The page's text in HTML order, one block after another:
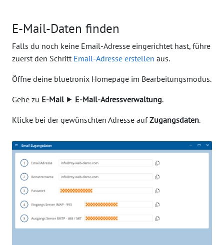
E-Mail-Daten finden
Falls du noch keine Email-Adresse eingerichtet hast, führe
zuerst den Schritt Email-Adresse erstellen aus.
Öffne deine bluetronix Homepage im Bearbeitungsmodus.
Gehe zu E-Mail⯈ E-Mail-Adressverwaltung.
Klicke bei der gewünschten Adresse aufZugangsdaten.